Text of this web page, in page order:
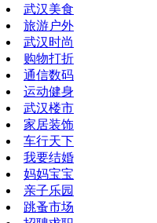
武汉美食
旅游户外
武汉时尚
购物打折
通信数码
运动健身
武汉楼市
家居装饰
车行天下
我要结婚
妈妈宝宝
亲子乐园
跳蚤市场